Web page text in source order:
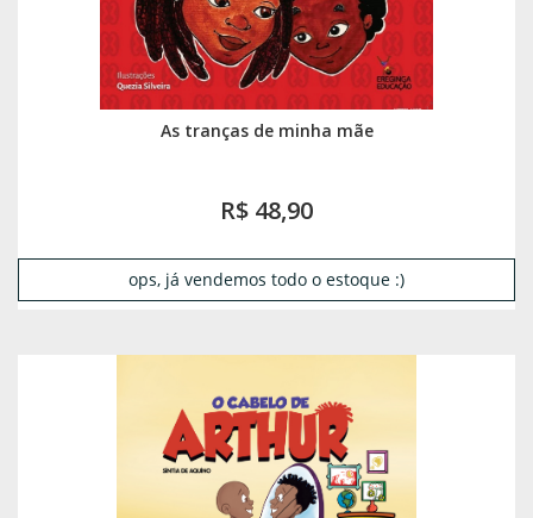
As tranças de minha mãe
R$ 48,90
ops, já vendemos todo o estoque :)